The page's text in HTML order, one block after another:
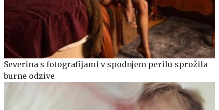
Severina s fotografijami v spodnjem perilu sprožila
burne odzive